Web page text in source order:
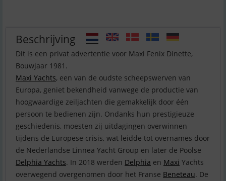
Beschrijving
Dit is een privat advertentie voor Maxi Fenix Dinette,
Maxi Yachts, een van de oudste scheepswerven van
Europa, geniet bekendheid vanwege de productie van
hoogwaardige zeiljachten die gemakkelijk door één
persoon te bedienen zijn. Ondanks hun prestigieuze
geschiedenis, moesten zij uitdagingen overwinnen
tijdens de Europese crisis, wat leidde tot overnames door
de Nederlandse Linnea Yacht Group en later de Poolse
Delphia Yachts. In 2018 werden Delphia en Maxi Yachts
overwegend overgenomen door het Franse Beneteau. De